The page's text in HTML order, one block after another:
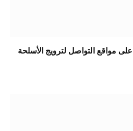
مواقع التواصل لترويج الأسلحة